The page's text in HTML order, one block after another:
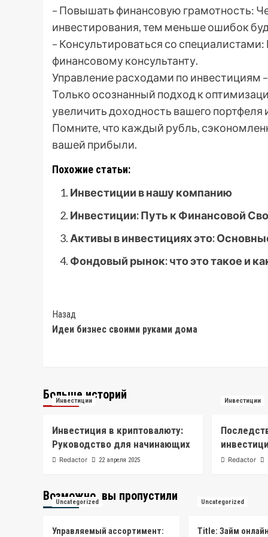
– Повышать финансовую грамотность:
инвестирования, тем меньше ошибок
– Консультироваться со
финансовому консультанту.
Управление расходами по инвестициям
Только осознанный подход к
увеличить доходность вашего
Помните, что каждый рубль,
вашей прибыли.
Похожие статьи:
Инвестиции в нашу компанию
Инвестиции: Путь к Финансовой
Активы в инвестициях это:
Фондовый рынок: что это такое и
Post
Navigation
Назад
Идеи бизнес своими руками дома
Больше историй
Инвестиции
Инвестиция в криптовалюту:
Руководство для начинающих
Redactor 22 апреля 2025
Инвестиции
Redactor
Возможно, вы пропустили
Uncategorized
Управляемый ассортимент:
Uncategorized
Title: Займ